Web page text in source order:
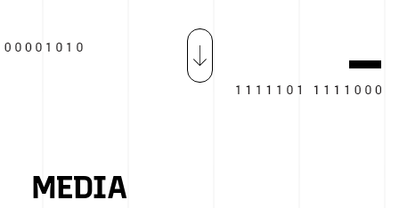
Konsultant AI, Ex-CTO Quantum Flytrap
MEDIA